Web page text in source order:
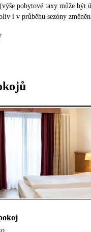
pobytové taxy může být
i v průběhu sezóny